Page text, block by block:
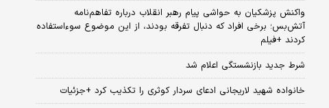
واکنش پزشکیان به حواشی پیام رهبر انقلاب درباره تفاهم‌نامه
آتش‌بس؛ برخی افراد که دنبال تفرقه بودند، از این موضوع سوءاستفاده
کردند +فیلم
شرط جدید بازنشستگی اعلام شد
خانواده شهید لاریجانی ادعای سردار کوثری را تکذیب کرد +جزئیات